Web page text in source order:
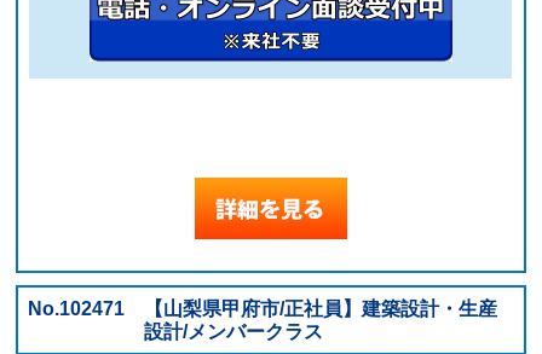
No.102471
【山梨県甲府市/正社員】建築設計・生産
設計/メンバークラス